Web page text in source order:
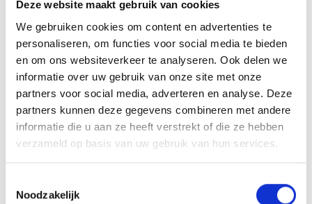
Deze website maakt gebruik van cookies
We gebruiken cookies om content en advertenties te
personaliseren, om functies voor social media te bieden
en om ons websiteverkeer te analyseren. Ook delen we
informatie over uw gebruik van onze site met onze
partners voor social media, adverteren en analyse. Deze
partners kunnen deze gegevens combineren met andere
informatie die u aan ze heeft verstrekt of die ze hebben
verzameld op basis van uw gebruik van hun services.
Noodzakelijk
Bereikbaar Zeeland